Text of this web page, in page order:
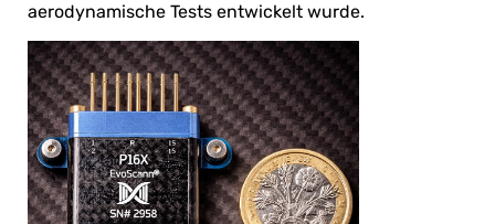
aerodynamische Tests entwickelt wurde.